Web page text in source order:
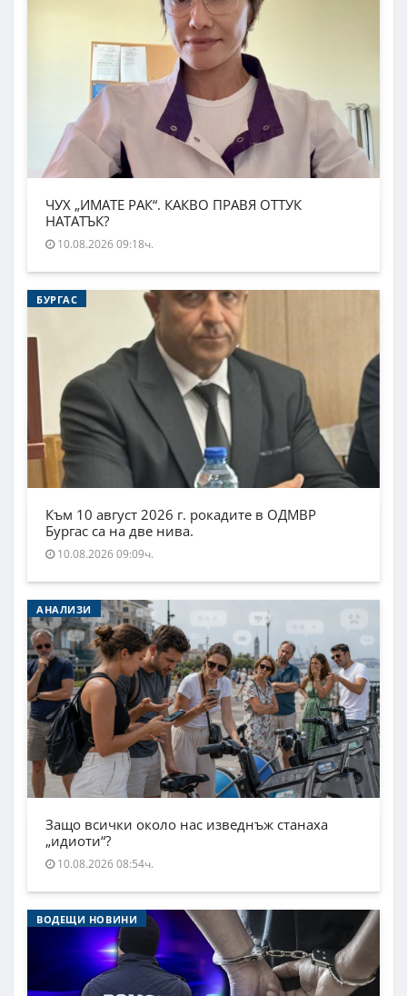
ЧУХ „ИМАТЕ РАК“. КАКВО ПРАВЯ ОТТУК
НАТАТЪК?
10.08.2026 09:18ч.
БУРГАС
Към 10 август 2026 г. рокадите в ОДМВР
Бургас са на две нива.
10.08.2026 09:09ч.
АНАЛИЗИ
Защо всички около нас изведнъж станаха
„идиоти“?
10.08.2026 08:54ч.
ВОДЕЩИ НОВИНИ